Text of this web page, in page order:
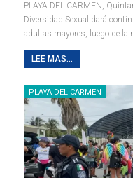
PLAYA DEL CARMEN,
Diversidad Sexual dará
adultas mayores, luego de la
LEE MAS...
PLAYA DEL CARMEN